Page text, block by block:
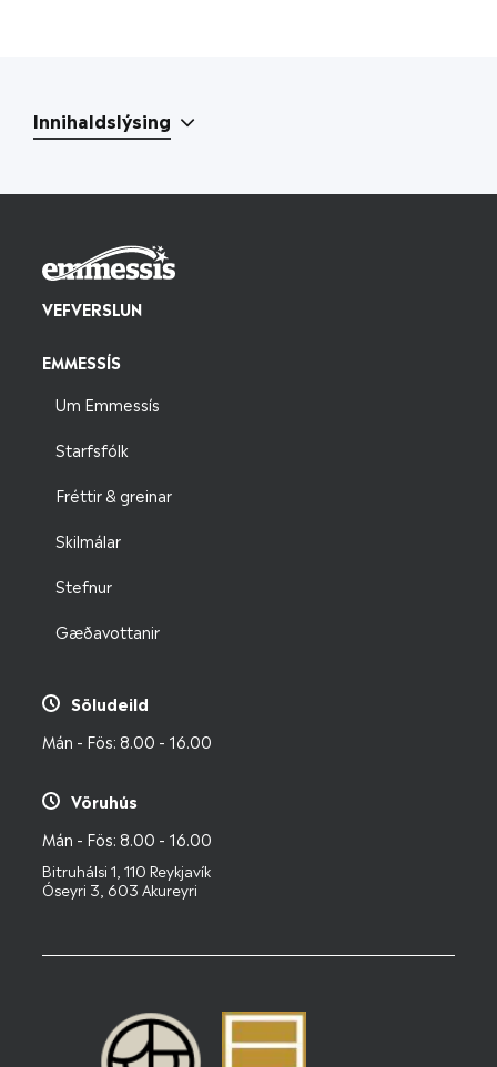
Innihaldslýsing
VEFVERSLUN
EMMESSÍS
Um Emmessís
Starfsfólk
Fréttir & greinar
Skilmálar
Stefnur
Gæðavottanir
Söludeild
Mán - Fös: 8.00 - 16.00
Vöruhús
Mán - Fös: 8.00 - 16.00
Bitruhálsi 1, 110 Reykjavík
Óseyri 3, 603 Akureyri